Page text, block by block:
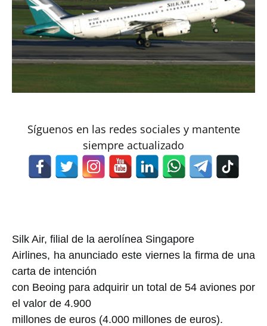
Síguenos en las redes sociales y mantente
siempre actualizado
Silk Air, filial de la aerolínea Singapore
Airlines, ha anunciado este viernes la firma de una
carta de intención
con Beoing para adquirir un total de 54 aviones por
el valor de 4.900
millones de euros (4.000 millones de euros).